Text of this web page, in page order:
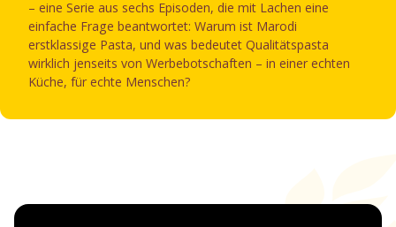
– eine Serie aus sechs Episoden, die mit Lachen eine
einfache Frage beantwortet: Warum ist Marodi
erstklassige Pasta, und was bedeutet Qualitätspasta
wirklich jenseits von Werbebotschaften – in einer echten
Küche, für echte Menschen?